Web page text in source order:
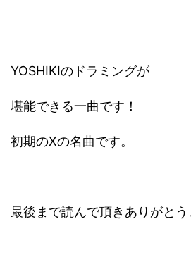
YOSHIKIのドラミングが
堪能できる一曲です！
初期のXの名曲です。
最後まで読んで頂きありがとう